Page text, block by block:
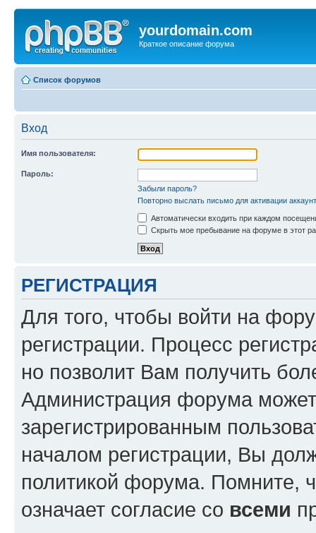
yourdomain.com
Краткое описание форума
Список форумов
Вход
Имя пользователя:
Пароль:
Забыли пароль?
Повторно выслать письмо для активации
Автоматически входить при каждом
Скрыть мое пребывание на форуме в этот
РЕГИСТРАЦИЯ
Для того, чтобы войти на
регистрации. Процесс
но позволит Вам получить
Администрация форума может
зарегистрированным
началом регистрации, Вы
политикой форума. Помните,
означает согласие со всеми